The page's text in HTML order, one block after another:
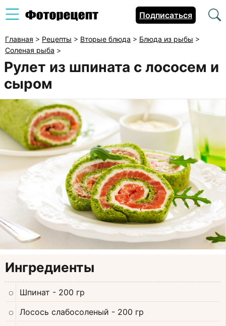
Подписаться
Главная > Рецепты > Вторые блюда > Блюда из рыбы >
Соленая рыба >
Рулет из шпината с лососем и
сыром
Ингредиенты
Шпинат - 200 гр
Лосось слабосоленый - 200 гр